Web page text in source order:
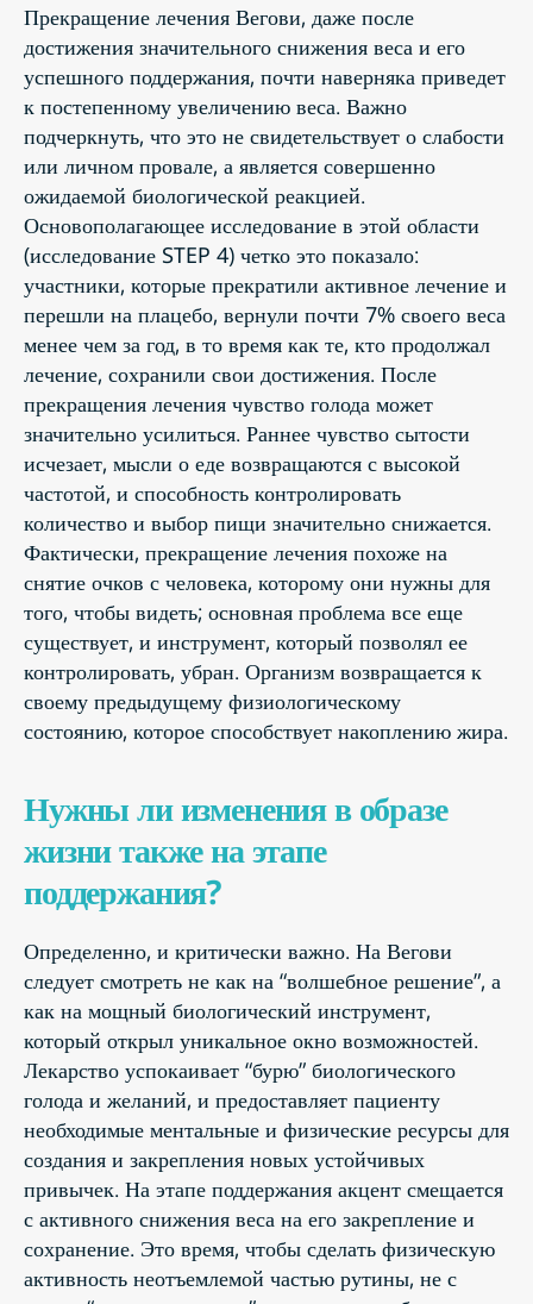
Прекращение лечения Вегови, даже после
достижения значительного снижения веса и его
успешного поддержания, почти наверняка приведет
к постепенному увеличению веса. Важно
подчеркнуть, что это не свидетельствует о слабости
или личном провале, а является совершенно
ожидаемой биологической реакцией.
Основополагающее исследование в этой области
(исследование STEP 4) четко это показало:
участники, которые прекратили активное лечение и
перешли на плацебо, вернули почти 7% своего веса
менее чем за год, в то время как те, кто продолжал
лечение, сохранили свои достижения. После
прекращения лечения чувство голода может
значительно усилиться. Раннее чувство сытости
исчезает, мысли о еде возвращаются с высокой
частотой, и способность контролировать
количество и выбор пищи значительно снижается.
Фактически, прекращение лечения похоже на
снятие очков с человека, которому они нужны для
того, чтобы видеть; основная проблема все еще
существует, и инструмент, который позволял ее
контролировать, убран. Организм возвращается к
своему предыдущему физиологическому
состоянию, которое способствует накоплению жира.
Нужны ли изменения в образе
жизни также на этапе
поддержания?
Определенно, и критически важно. На Вегови
следует смотреть не как на “волшебное решение”, а
как на мощный биологический инструмент,
который открыл уникальное окно возможностей.
Лекарство успокаивает “бурю” биологического
голода и желаний, и предоставляет пациенту
необходимые ментальные и физические ресурсы для
создания и закрепления новых устойчивых
привычек. На этапе поддержания акцент смещается
с активного снижения веса на его закрепление и
сохранение. Это время, чтобы сделать физическую
активность неотъемлемой частью рутины, не с